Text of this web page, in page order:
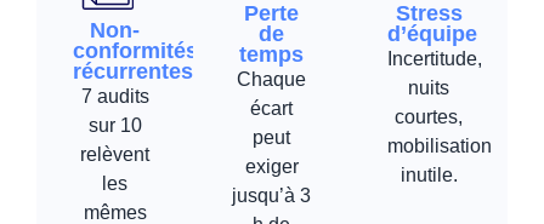
Non-
conformités
récurrentes
7 audits
sur 10
relèvent
les
mêmes
Perte
de
temps
Chaque
écart
peut
exiger
jusqu’à 3
Stress
d’équipe
Incertitude,
nuits
courtes,
mobilisation
inutile.